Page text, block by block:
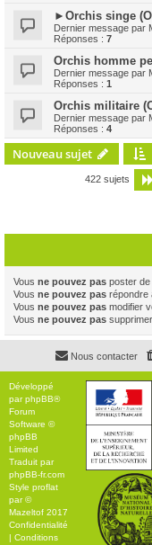
►Orchis singe
Dernier message par
Réponses : 7
Orchis homme
Dernier message par
Réponses : 1
Orchis militaire
Dernier message par
Réponses : 4
Nouveau sujet
422 sujets
Vous ne pouvez pas poster
Vous ne pouvez pas répondre
Vous ne pouvez pas modifier
Vous ne pouvez pas
Nous contacter
Développé
parphpBB®
Forum
Software ©
phpBB
Limited
Traduit par
phpBB-fr.com
Style proflat
par ©
Mazeltof 2017
Confidentialité
| Conditions